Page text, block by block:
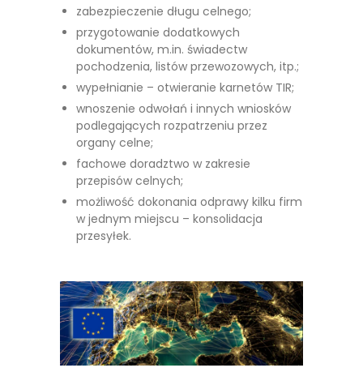
zabezpieczenie długu celnego;
przygotowanie dodatkowych
dokumentów, m.in. świadectw
pochodzenia, listów przewozowych, itp.;
wypełnianie – otwieranie karnetów TIR;
wnoszenie odwołań i innych wniosków
podlegających rozpatrzeniu przez
organy celne;
fachowe doradztwo w zakresie
przepisów celnych;
możliwość dokonania odprawy kilku firm
w jednym miejscu – konsolidacja
przesyłek.